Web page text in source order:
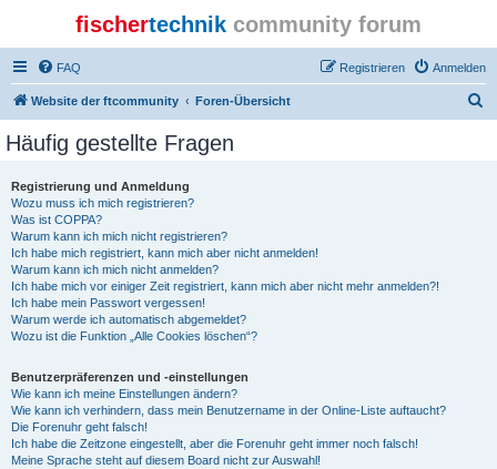
fischertechnik community forum
FAQ Anmelden
Registrieren
Website der ftcommunity Foren-Übersicht
Häufig gestellte Fragen
Registrierung und Anmeldung
Wozu muss ich mich registrieren?
Was ist COPPA?
Warum kann ich mich nicht registrieren?
Ich habe mich registriert, kann mich aber nicht anmelden!
Warum kann ich mich nicht anmelden?
Ich habe mich vor einiger Zeit registriert, kann mich aber nicht mehr anmelden?!
Ich habe mein Passwort vergessen!
Warum werde ich automatisch abgemeldet?
Wozu ist die Funktion „Alle Cookies löschen“?
Benutzerpräferenzen und -einstellungen
Wie kann ich meine Einstellungen ändern?
Wie kann ich verhindern, dass mein Benutzername in der Online-Liste auftaucht?
Die Forenuhr geht falsch!
Ich habe die Zeitzone eingestellt, aber die Forenuhr geht immer noch falsch!
Meine Sprache steht auf diesem Board nicht zur Auswahl!